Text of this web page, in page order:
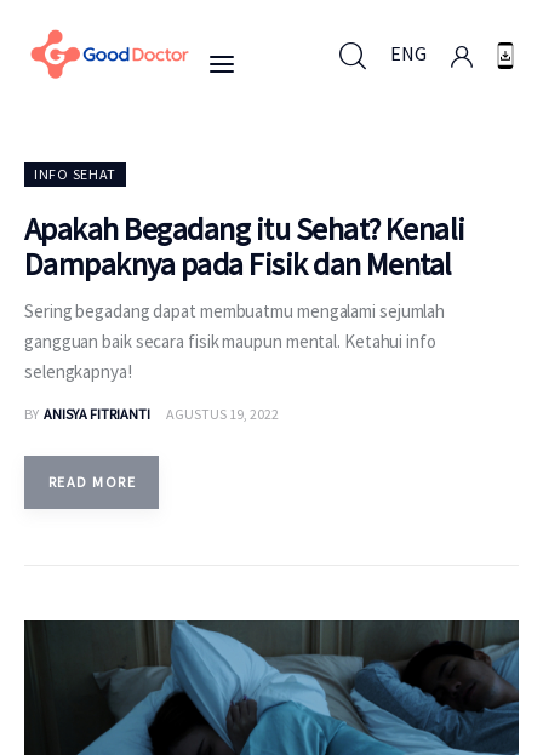
ENG
Untuk Bisnis
Untuk Anda
Berita
Layanan
INFO SEHAT
Apakah Begadang itu Sehat? Kenali
Dampaknya pada Fisik dan Mental
Sering begadang dapat membuatmu mengalami sejumlah
gangguan baik secara fisik maupun mental. Ketahui info
selengkapnya!
BY ANISYA FITRIANTI AGUSTUS 19, 2022
READ MORE